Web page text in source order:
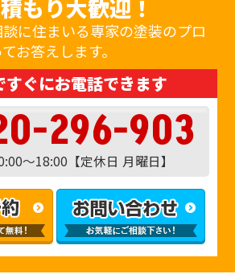
もり大歓迎！
に住まいる専家の塗装のプロ
お答えします。
すぐにお電話できます
296-903
〜18:00【定休日 月曜日】